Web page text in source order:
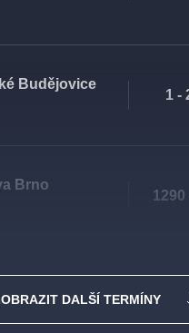
Budějovice
1 -
Brno
1290
DALŠÍ TERMÍNY